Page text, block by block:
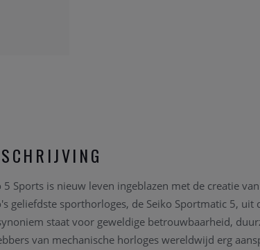
5 Sports is nieuw leven ingeblazen met de creatie
geliefdste sporthorloges, de Seiko Sportmatic 5,
staat voor geweldige betrouwbaarheid,
van mechanische horloges wereldwijd erg